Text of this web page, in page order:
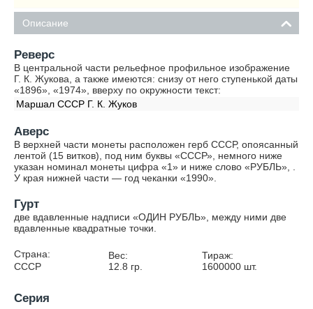
Описание
Реверс
В центральной части рельефное профильное изображение
Г. К. Жукова, а также имеются: снизу от него ступенькой даты
«1896», «1974», вверху по окружности текст:
Маршал СССР Г. К. Жуков
Аверс
В верхней части монеты расположен герб СССР, опоясанный
лентой (15 витков), под ним буквы «СССР», немного ниже
указан номинал монеты цифра «1» и ниже слово «РУБЛЬ», .
У края нижней части — год чеканки «1990».
Гурт
две вдавленные надписи «ОДИН РУБЛЬ», между ними две
вдавленные квадратные точки.
Страна:
СССР
Вес:
12.8 гр.
Тираж:
1600000 шт.
Серия